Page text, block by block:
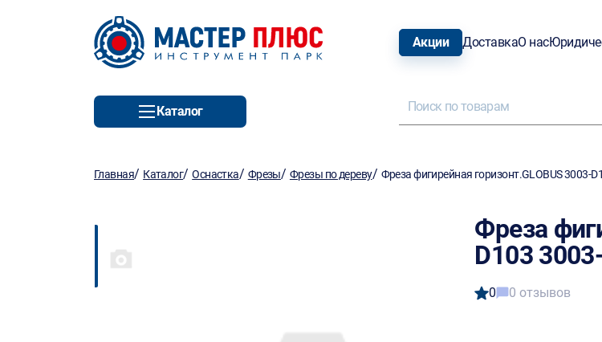
Акции ДоставкаО нас
Каталог
Главная/ Каталог/Оснастка/ Фрезы/ Фрезы по дереву/ Фреза фигирейная горизонт.GLOBUS 3003-
Фреза
D103
0 0 отзывов